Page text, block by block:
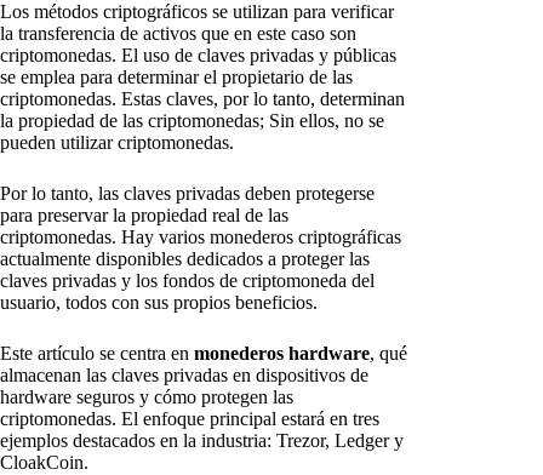
Los métodos criptográficos se utilizan para verificar
la transferencia de activos que en este caso son
criptomonedas. El uso de claves privadas y públicas
se emplea para determinar el propietario de las
criptomonedas. Estas claves, por lo tanto, determinan
la propiedad de las criptomonedas; Sin ellos, no se
pueden utilizar criptomonedas.
Por lo tanto, las claves privadas deben protegerse
para preservar la propiedad real de las
criptomonedas. Hay varios monederos criptográficas
actualmente disponibles dedicados a proteger las
claves privadas y los fondos de criptomoneda del
usuario, todos con sus propios beneficios.
Este artículo se centra en monederos hardware, qué
almacenan las claves privadas en dispositivos de
hardware seguros y cómo protegen las
criptomonedas. El enfoque principal estará en tres
ejemplos destacados en la industria: Trezor, Ledger y
CloakCoin.